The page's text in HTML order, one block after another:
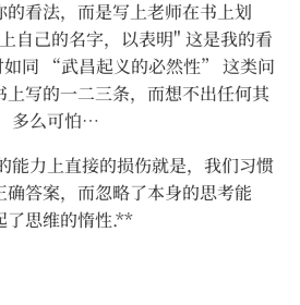
的看法，而是写上老师在书上划
己的名字，以表明" 这是我的看
同 “武昌起义的必然性” 这类问
写的一二三条，而想不出任何其
多么可怕…
能力上直接的损伤就是，我们习惯
答案，而忽略了本身的思考能
了思维的惰性.**